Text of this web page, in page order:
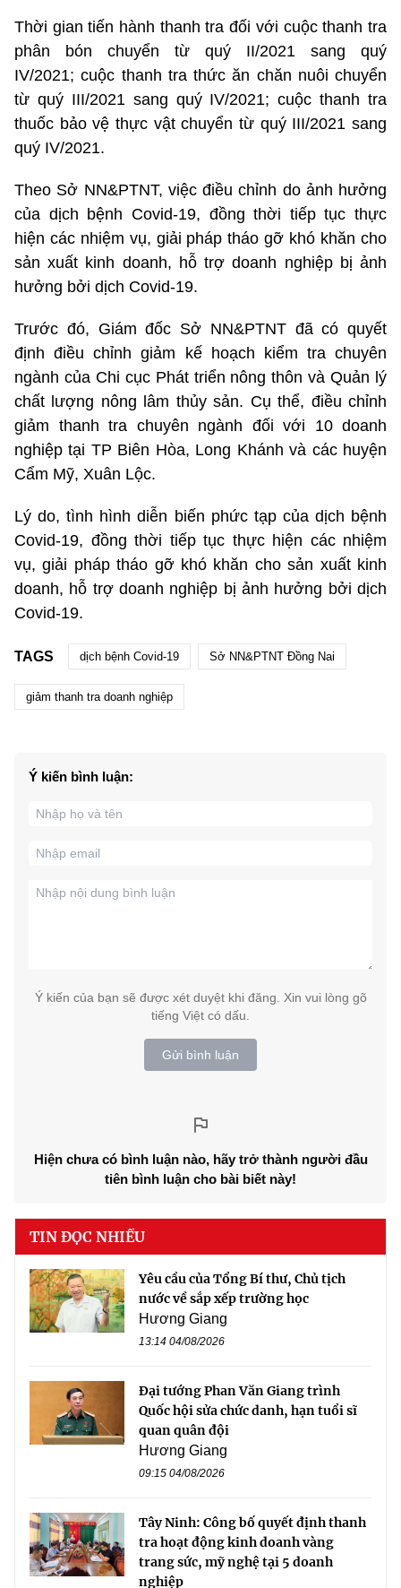
Thời gian tiến hành thanh tra đối với cuộc thanh tra
phân bón chuyển từ quý II/2021 sang quý
IV/2021; cuộc thanh tra thức ăn chăn nuôi chuyển
từ quý III/2021 sang quý IV/2021; cuộc thanh tra
thuốc bảo vệ thực vật chuyển từ quý III/2021 sang
quý IV/2021.
Theo Sở NN&PTNT, việc điều chỉnh do ảnh hưởng
của dịch bệnh Covid-19, đồng thời tiếp tục thực
hiện các nhiệm vụ, giải pháp tháo gỡ khó khăn cho
sản xuất kinh doanh, hỗ trợ doanh nghiệp bị ảnh
hưởng bởi dịch Covid-19.
Trước đó, Giám đốc Sở NN&PTNT đã có quyết
định điều chỉnh giảm kế hoạch kiểm tra chuyên
ngành của Chi cục Phát triển nông thôn và Quản lý
chất lượng nông lâm thủy sản. Cụ thể, điều chỉnh
giảm thanh tra chuyên ngành đối với 10 doanh
nghiệp tại TP Biên Hòa, Long Khánh và các huyện
Cẩm Mỹ, Xuân Lộc.
Lý do, tình hình diễn biến phức tạp của dịch bệnh
Covid-19, đồng thời tiếp tục thực hiện các nhiệm
vụ, giải pháp tháo gỡ khó khăn cho sản xuất kinh
doanh, hỗ trợ doanh nghiệp bị ảnh hưởng bởi dịch
Covid-19.
TAGS dịch bệnh Covid-19 Sở NN&PTNT Đồng Nai
giảm thanh tra doanh nghiệp
Ý kiến bình luận:
Ý kiến của bạn sẽ được xét duyệt khi đăng. Xin vui lòng gõ
tiếng Việt có dấu.
Gửi bình luận
Hiện chưa có bình luận nào, hãy trở thành người đầu
tiên bình luận cho bài biết này!
TIN ĐỌC NHIỀU
Yêu cầu của Tổng Bí thư, Chủ tịch
nước về sắp xếp trường học
Hương Giang
13:14 04/08/2026
Đại tướng Phan Văn Giang trình
Quốc hội sửa chức danh, hạn tuổi sĩ
quan quân đội
Hương Giang
09:15 04/08/2026
Tây Ninh: Công bố quyết định thanh
tra hoạt động kinh doanh vàng
trang sức, mỹ nghệ tại 5 doanh
nghiệp